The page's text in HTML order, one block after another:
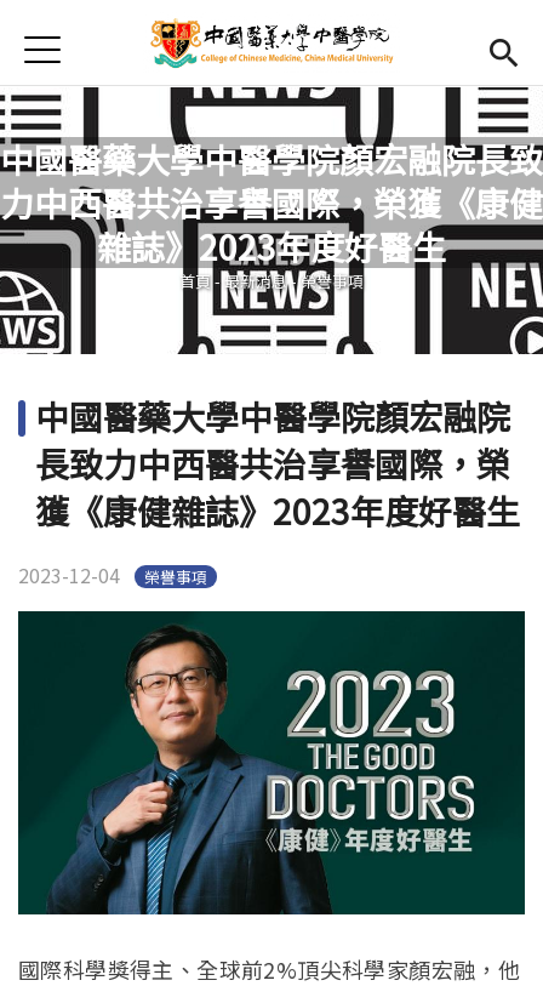
首頁
最新消息
Open submenu (學院簡介)
學院簡介
Open submenu (院長室)
院長室
教學設備
國際課程
Open submenu (學院計畫)
學院計畫
Open
English
Jump to Navigation
Jump to Main content
中國醫藥大學中醫學院顏宏融院長致
力中西醫共治享譽國際，榮獲《康健
雜誌》2023年度好醫生
您在這裡
首頁- 最新消息-榮譽事項
中國醫藥大學中醫學院顏宏融院
長致力中西醫共治享譽國際，榮
獲《康健雜誌》2023年度好醫生
2023-12-04 榮譽事項
國際科學獎得主、全球前2%頂尖科學家顏宏融，他